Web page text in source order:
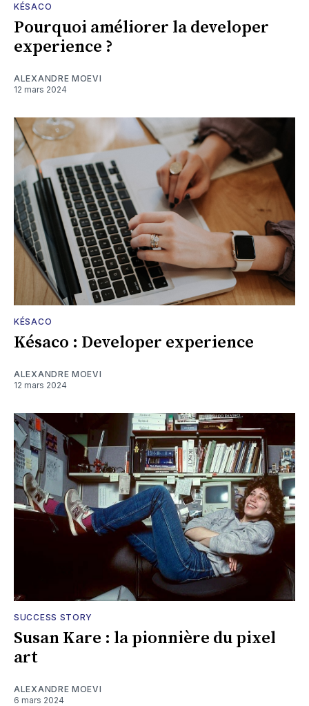
KÉSACO
Pourquoi améliorer la developer
experience ?
ALEXANDRE MOEVI
12 mars 2024
KÉSACO
Késaco : Developer experience
ALEXANDRE MOEVI
12 mars 2024
SUCCESS STORY
Susan Kare : la pionnière du pixel
art
ALEXANDRE MOEVI
6 mars 2024